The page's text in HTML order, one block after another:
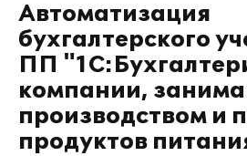
Автоматизация
бухгалтерского
ПП
компании,
производством и
продуктов